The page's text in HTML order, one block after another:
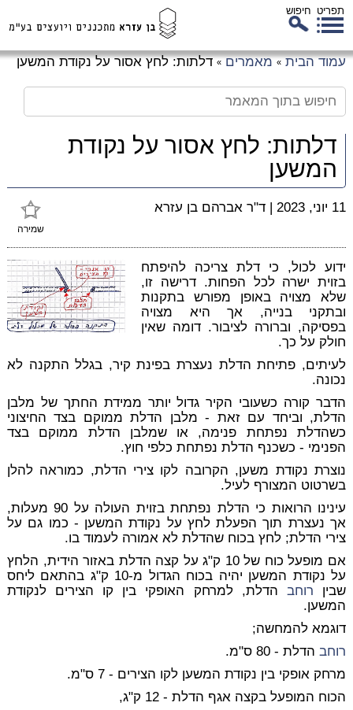
תפריט חיפוש
עמוד הבית » מאמרים » דלתות: לחץ אסור על נקודת המשען
דלתות: לחץ אסור על נקודת
המשען
שמירה
11 יוני, 2023 | ד"ר אברהם בן עזרא
ידוע לכול, כי דלת צריכה להיפתח
בזוית ישרה לכל הפחות. דרישה זו,
שלא מצויה באופן מפורש בתקנות
ובתקני בנייה, אך היא מצויה
בפסיקה, וברורה לציבור. דומה שאין
חולק על כך.
לעיתים, פתיחת הדלת נעצרת בפינת קיר, בגלל התקנה לא
נכונה.
הדבר קורה כשעובי הקיר גדול יותר ממידת החתך של מלבן
הדלת, וביחד עם זאת - מלבן הדלת ממוקם בצד החיצוני
כשהדלת נפתחת פנימה, או שמלבן הדלת ממוקם בצד
הפנימי - כשכנף הדלת נפתחת כלפי חוץ.
נוצרת נקודת משען, הקרובה לקו צירי הדלת, כמוראה להלן
בשרטוט המצורף לעיל.
עינינו הרואות כי הדלת נפתחת בזוית העולה על 90 מעלות,
אך נעצרת תוך הפעלת לחץ על נקודת המשען - כמו גם על
צירי הדלת; לחץ בכוח שהדלת לא אמורה לעמוד בו.
אם מופעל כוח של 10 ק"ג על קצה הדלת באזור הידית, הלחץ
על נקודת המשען יהיה בכוח הגדול מ-10 ק"ג בהתאם ליחס
שבין רוחב הדלת, למרחק האופקי בין קו הצירים לנקודת
המשען.
דוגמא להמחשה;
רוחבהדלת - 80 ס"מ.
מרחק אופקי בין נקודת המשען לקו הצירים - 7 ס"מ.
הכוח המופעל בקצה אגף הדלת - 12 ק"ג,